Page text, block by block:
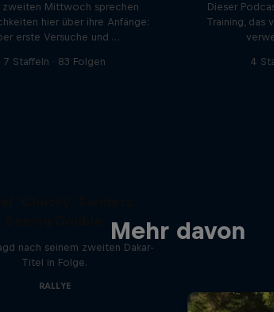
zweiten Mittwoch sprechen
hier über ihre Anfänge:
erste Versuche und …
7 Staffeln · 83 Folgen
Dieser
Training, das
4
Mehr davon
nach seinem zweiten Dakar-
Titel in Folge.
RALLYE